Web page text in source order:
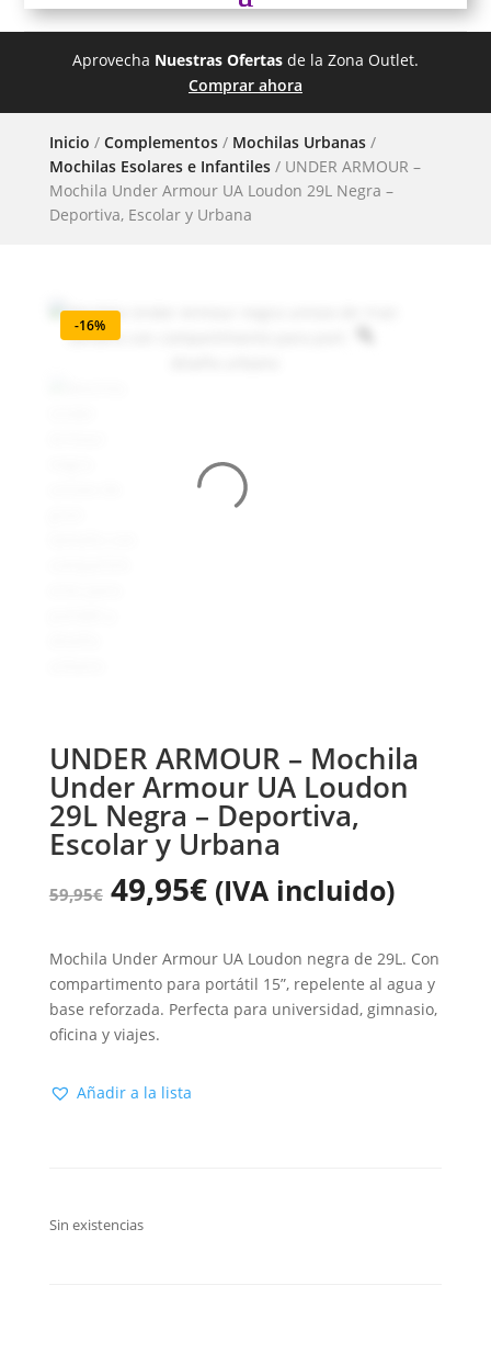
Aprovecha Nuestras Ofertasde la Zona Outlet.
Comprar ahora
Inicio / Complementos/ Mochilas Urbanas/
Mochilas Esolares e Infantiles/ UNDER ARMOUR –
Mochila Under Armour UA Loudon 29L Negra –
Deportiva, Escolar y Urbana
-16%
UNDER ARMOUR – Mochila
Under Armour UA Loudon
29L Negra – Deportiva,
Escolar y Urbana
59,95€ 49,95€ (IVA incluido)
Mochila Under Armour UA Loudon negra de 29L. Con
compartimento para portátil 15”, repelente al agua y
base reforzada. Perfecta para universidad, gimnasio,
oficina y viajes.
Añadir a la lista
Sin existencias